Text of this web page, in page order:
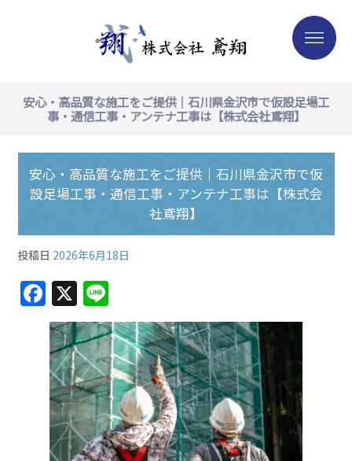
安心・高品質な施工をご提供｜石川県金沢市で仮設足場工
事・通信工事・アンテナ工事は【株式会社鳶翔】
安心・高品質な施工をご提供｜石川県金沢市で仮
設足場工事・通信工事・アンテナ工事は【株式会
社鳶翔】
投稿日 2026年6月18日
F
a
c
e
b
o
o
X
n
e